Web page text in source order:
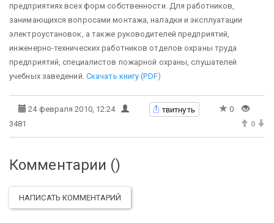
предприятиях всех форм собственности. Для работников,
занимающихся вопросами монтажа, наладки и эксплуатации
электроустановок, а также руководителей предприятий,
инженерно-технических работников отделов охраны труда
предприятий, специалистов пожарной охраны, слушателей
учебных заведений. Скачать книгу (PDF)
24 февраля 2010, 12:24 твитнуть
0
3481
0
Комментарии ()
НАПИСАТЬ КОММЕНТАРИЙ